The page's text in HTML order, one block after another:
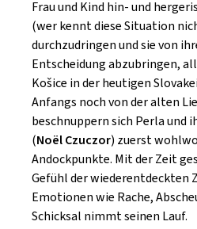
Frau und Kind hin- und
(wer kennt diese Situation
durchzudringen und sie von
Entscheidung abzubringen,
Košice in der heutigen
Anfangs noch von der alten
beschnuppern sich Perla und
(Noël Czuczor) zuerst
Andockpunkte. Mit der Zeit
Gefühl der wiederentdeckten
Emotionen wie Rache,
Schicksal nimmt seinen Lauf.